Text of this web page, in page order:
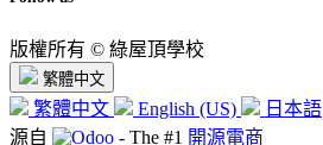
版權所有 © 綠屋頂學校
繁體中文
繁體中文 English (US)
日本語
源自
- The #1 開源電商